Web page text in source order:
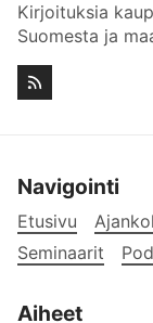
Kirjoituksia
Suomesta ja
Navigointi
Etusivu
Seminaarit
Aiheet